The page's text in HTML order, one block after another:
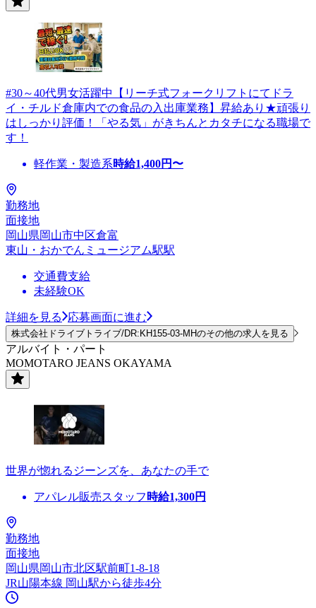
#30～40代男女活躍中【リーチ式フォークリフトにてドラ
イ・チルド倉庫内での食品の入出庫業務】昇給あり★頑張り
はしっかり評価！「やる気」がきちんとカタチになる職場で
す！
軽作業・製造系時給1,400円〜
勤務地
面接地
岡山県岡山市中区倉富
東山・おかでんミュージアム駅駅
交通費支給
未経験OK
詳細を見る 応募画面に進む
株式会社ドライブトライブ/DR:KH155-03-MHのその他の求人を見る
アルバイト・パート
MOMOTARO JEANS OKAYAMA
世界が惚れるジーンズを、あなたの手で
アパレル販売スタッフ 時給1,300円
勤務地
面接地
岡山県岡山市北区駅前町1-8-18
JR山陽本線 岡山駅から徒歩4分